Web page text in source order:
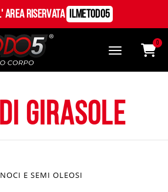
Area Riservata ILMetodo5
0
girasole
E SEMI OLEOSI